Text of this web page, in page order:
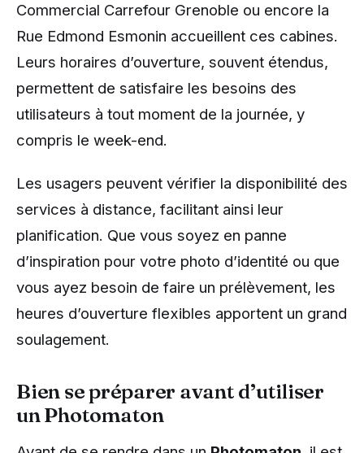
Commercial Carrefour Grenoble ou encore la
Rue Edmond Esmonin accueillent ces cabines.
Leurs horaires d’ouverture, souvent étendus,
permettent de satisfaire les besoins des
utilisateurs à tout moment de la journée, y
compris le week-end.
Les usagers peuvent vérifier la disponibilité des
services à distance, facilitant ainsi leur
planification. Que vous soyez en panne
d’inspiration pour votre photo d’identité ou que
vous ayez besoin de faire un prélèvement, les
heures d’ouverture flexibles apportent un grand
soulagement.
Bien se préparer avant d’utiliser
un Photomaton